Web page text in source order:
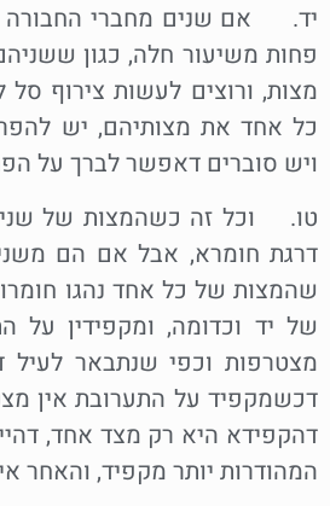
יד. אם שנים מחברי החבורה
פחות משיעור חלה, כגון
מצות, ורוצים לעשות צירוף סל
כל אחד את מצותיהם, יש
ויש סוברים דאפשר לברך על
טו. וכל זה כשהמצות של
דרגת חומרא, אבל אם הם משני
שהמצות של כל אחד נהגו
של יד וכדומה, ומקפידין על
מצטרפות וכפי שנתבאר לעיל
דכשמקפיד על התערובת אין
דהקפידא היא רק מצד אחד,
המהודרות יותר מקפיד, והאחר